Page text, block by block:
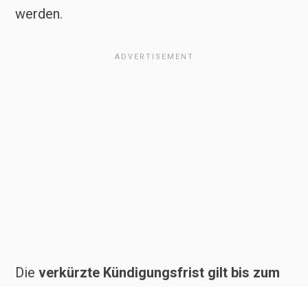
werden.
Die verkürzte Kündigungsfrist gilt bis zum